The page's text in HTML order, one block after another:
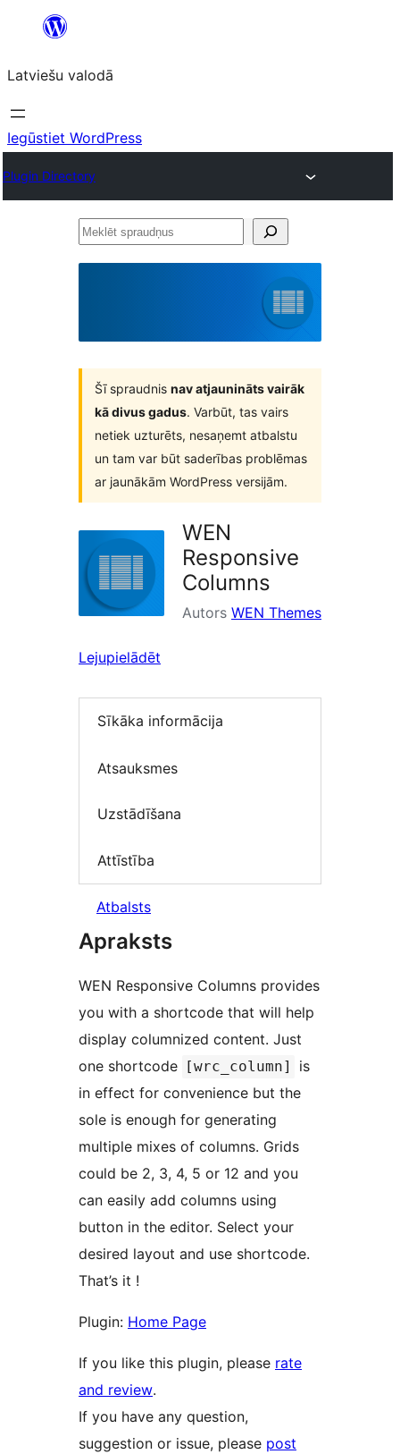
Pāriet
saturu
Latviešu valodā
Iegūstiet WordPress
Plugin Directory
Meklēt
Šī spraudnis nav atjaunināts vairāk
kā divus gadus. Varbūt, tas vairs
netiek uzturēts, nesaņemt atbalstu
un tam var būt saderības problēmas
ar jaunākām WordPress versijām.
WEN
Responsive
Columns
Autors WEN Themes
Lejupielādēt
Sīkāka informācija
Atsauksmes
Uzstādīšana
Attīstība
Atbalsts
Apraksts
WEN Responsive Columns provides
you with a shortcode that will help
display columnized content. Just
one shortcode
[wrc_column]
is
in effect for convenience but the
sole is enough for generating
multiple mixes of columns. Grids
could be 2, 3, 4, 5 or 12 and you
can easily add columns using
button in the editor. Select your
desired layout and use shortcode.
That’s it !
Plugin: Home Page
If you like this plugin, please rate
and review.
If you have any question,
suggestion or issue, please post